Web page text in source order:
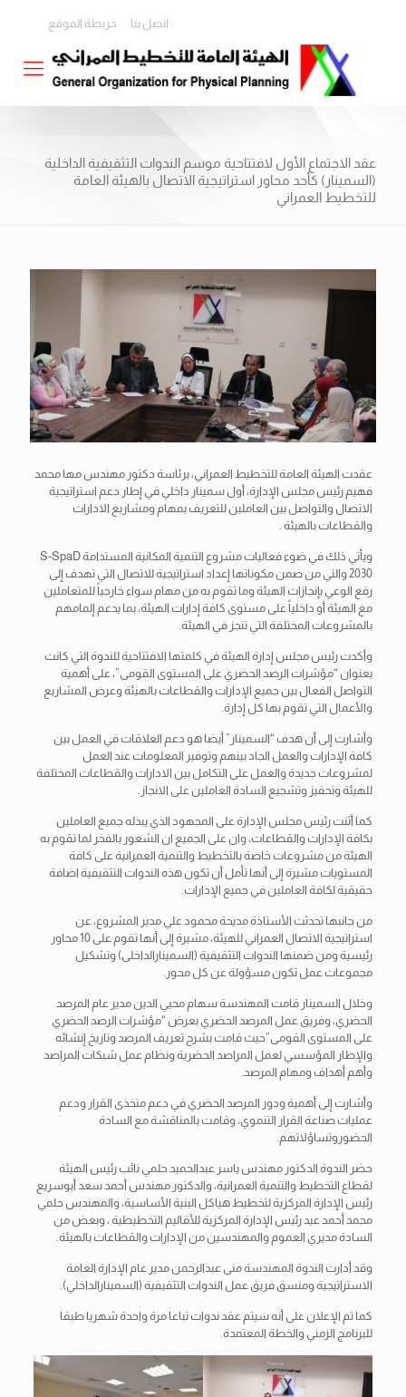
اتصل بنا خريطة الموقع
عقد الاجتماع الأول لافتتاحية موسم الندوات التثقيفية الداخلية
(السمينار) كأحد محاور استراتيجية الاتصال بالهيئة العامة
للتخطيط العمراني
عقدت الهيئة العامة للتخطيط العمراني، برئاسة دكتور مهندس مها محمد
فهيم رئيس مجلس الإدارة، أول سمينار داخلي في إطار دعم استراتيجية
الاتصال والتواصل بين العاملين للتعريف بمهام ومشاريع الادارات
والقطاعات بالهيئة .
ويأتي ذلك في ضوء فعاليات مشروع التنمية المكانية المستدامة S-SpaD
2030 والتي من ضمن مكوناتها إعداد استراتيجية للاتصال التي تهدف إلى
رفع الوعي بإنجازات الهيئة وما تقوم به من مهام سواء خارجياً للمتعاملين
مع الهيئة أو داخلياً على مستوى كافة إدارات الهيئة، بما يدعم إلمامهم
بالمشروعات المختلفة التي تنجز في الهيئة.
وأكدت رئيس مجلس إدارة الهيئة في كلمتها الافتتاحية للندوة التي كانت
بعنوان “مؤشرات الرصد الحضري على المستوى القومى”، على أهمية
التواصل الفعال بين جميع الإدارات والقطاعات بالهيئة وعرض المشاريع
والأعمال التي تقوم بها كل إدارة.
وأشارت إلى أن هدف “السمينار” أيضا هو دعم العلاقات في العمل بين
كافة الإدارات والعمل الجاد بينهم وتوفير المعلومات عند العمل
لمشروعات جديدة والعمل على التكامل بين الادارات والقطاعات المختلفة
للهيئة وتحفيز وتشجيع السادة العاملين على الانجاز.
كما أثنت رئيس مجلس الإدارة على المجهود الذي يبذله جميع العاملين
بكافة الإدارات والقطاعات، وان على الجميع ان الشعور بالفخر لما تقوم به
الهيئة من مشروعات خاصة بالتخطيط والتنمية العمرانية على كافة
المستويات مشيرة إلى أنها تأمل أن تكون هذه الندوات التثقيفية اضافة
حقيقية لكافة العاملين في جميع الإدارات.
من جانبها تحدثت الأستاذة مديحة محمود علي مدير المشروع، عن
استراتيجية الاتصال العمراني للهيئة، مشيرة إلى أنها تقوم على 10 محاور
رئيسية ومن ضمنها الندوات التثقيفية (السمينارالداخلى) وتشكيل
مجموعات عمل تكون مسؤولة عن كل محور.
وخلال السمينار قامت المهندسة سهام محيي الدين مدير عام المرصد
الحضري، وفريق عمل المرصد الحضري بعرض “مؤشرات الرصد الحضري
على المستوى القومى”حيث قامت بشرح تعريف المرصد وتاريخ إنشائه
والإطار المؤسسي لعمل المراصد الحضرية ونظام عمل شبكات المراصد
وأهم أهداف ومهام المرصد.
وأشارت إلى أهمية ودور المرصد الحضري في دعم متخذى القرار ودعم
عمليات صناعة القرار التنموي، وقامت بالمناقشة مع السادة
الحضوروتساؤلاتهم.
حضر الندوة الدكتور مهندس ياسر عبدالحميد حلمي نائب رئيس الهيئة
لقطاع التخطيط والتنمية العمرانية، والدكتور مهندس أحمد سعد أبوسريع
رئيس الإدارة المركزية لتخطيط هياكل البنية الأساسية، والمهندس حلمي
محمد أحمد عيد رئيس الإدارة المركزية للأقاليم التخطيطية ، وبعض من
السادة مديري العموم والمهندسين من الإدارات والقطاعات بالهيئة.
وقد أدارت الندوة المهندسة منى عبدالرحمن مدير عام الإدارة العامة
الاستراتيجية ومنسق فريق عمل الندوات التثقيفية (السمينارالداخلي).
كما تم الإعلان على أنه سيتم عقد ندوات تباعا مرة واحدة شهريا طبقا
للبرنامج الزمني والخطة المعتمدة.